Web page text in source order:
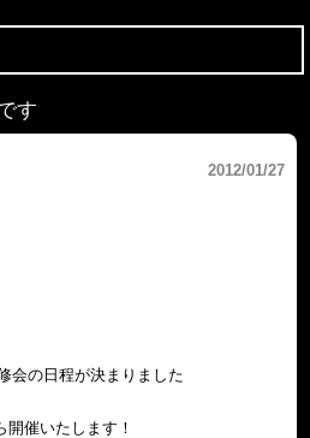
す
2012/01/27
会の日程が決まりました
催いたします！